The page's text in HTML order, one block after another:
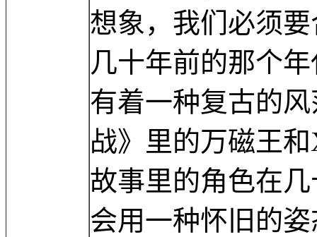
想象，我们必须
几十年前的那个
有着一种复古的
战》里的万磁王
故事里的角色在
会用一种怀旧的